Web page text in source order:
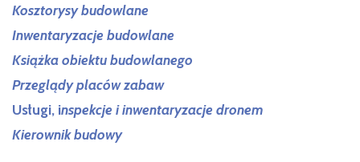
Kosztorysy budowlane
Inwentaryzacje budowlane
Książka obiektu budowlanego
Przeglądy placów zabaw
Usługi, inspekcje i inwentaryzacje dronem
Kierownik budowy